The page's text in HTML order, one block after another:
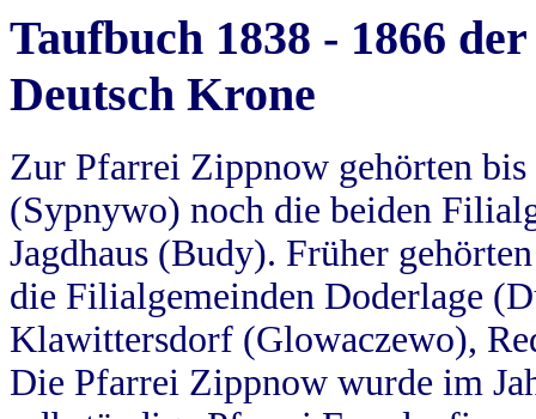
Taufbuch 1838 - 1866
Deutsch Krone
Zur Pfarrei Zippnow gehörten
(Sypnywo) noch die beiden
Jagdhaus (Budy). Früher
die Filialgemeinden Doderlage
Klawittersdorf (Glowaczewo),
Die Pfarrei Zippnow wurde im